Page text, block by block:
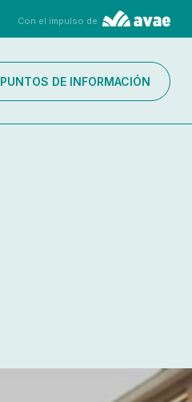
Con el impulso de
PUNTOS DE INFORMACIÓN